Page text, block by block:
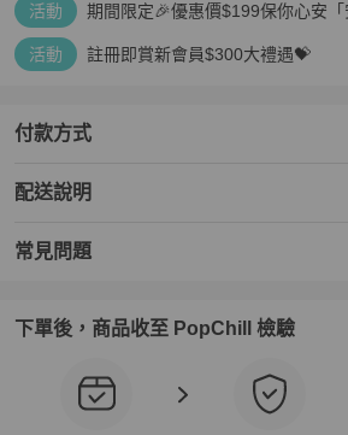
▪️收到包裹務必開箱錄影保障彼此權益喔!
#側背包
#托特
活動 期間限定🎉優惠價$199保你心安「
活動 註冊即賞新會員$300大禮遇💝
付款方式
配送說明
常見問題
下單後，商品收至 PopChill 檢驗